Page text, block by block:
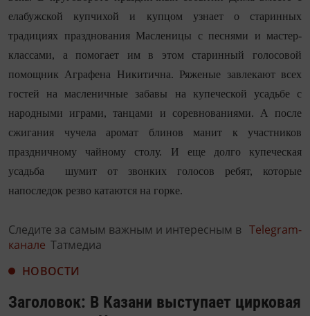
елабужской купчихой и купцом узнает о старинных
традициях празднования Масленицы с песнями и мастер-
классами, а помогает им в этом старинный голосовой
помощник Аграфена Никитична. Ряженые завлекают всех
гостей на масленичные забавы на купеческой усадьбе с
народными играми, танцами и соревнованиями. А после
сжигания чучела аромат блинов манит к участников
праздничному чайному столу. И еще долго купеческая
усадьба шумит от звонких голосов ребят, которые
напоследок резво катаются на горке.
Следите за самым важным и интересным в Telegram-
канале Татмедиа
НОВОСТИ
Заголовок: В Казани выступает цирковая